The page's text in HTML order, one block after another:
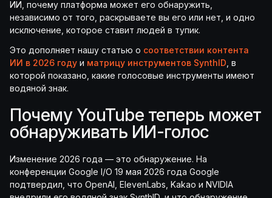
ИИ, почему платформа может его обнаружить,
независимо от того, раскрываете вы его или нет, и одно
исключение, которое ставит людей в тупик.
Это дополняет нашу статью о соответствии контента
ИИ в 2026 году и матрицу инструментов SynthID , в
которой показано, какие голосовые инструменты имеют
водяной знак.
Почему YouTube теперь может
обнаруживать ИИ-голос
Изменение 2026 года — это обнаружение. На
конференции Google I/O 19 мая 2026 года Google
подтвердил, что OpenAI, ElevenLabs, Kakao и NVIDIA